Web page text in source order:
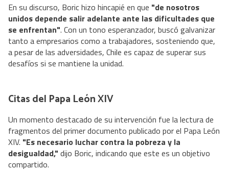
En su discurso, Boric hizo hincapié en que "de nosotros
unidos depende salir adelante ante las dificultades que
se enfrentan". Con un tono esperanzador, buscó galvanizar
tanto a empresarios como a trabajadores, sosteniendo que,
a pesar de las adversidades, Chile es capaz de superar sus
desafíos si se mantiene la unidad.
Citas del Papa León XIV
Un momento destacado de su intervención fue la lectura de
fragmentos del primer documento publicado por el Papa León
XIV. "Es necesario luchar contra la pobreza y la
desigualdad," dijo Boric, indicando que este es un objetivo
compartido.